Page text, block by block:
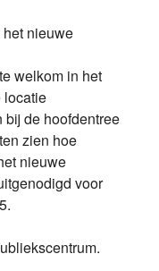
nieuwe
welkom in het
locatie
de hoofdentree
zien hoe
nieuwe
voor